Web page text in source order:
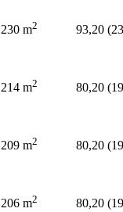
230 m2 93,20
214 m2 80,20
209 m2 80,20
206 m2 80,20